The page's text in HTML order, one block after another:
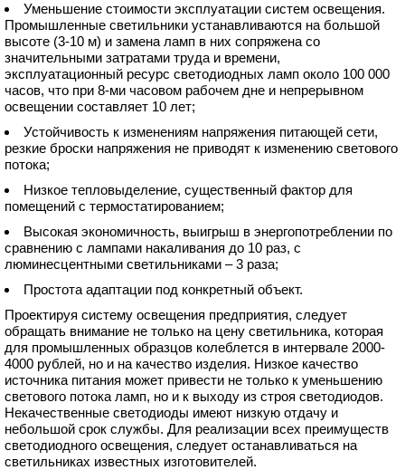
Уменьшение стоимости эксплуатации систем освещения.
Промышленные светильники устанавливаются на большой
высоте (3-10 м) и замена ламп в них сопряжена со
значительными затратами труда и времени,
эксплуатационный ресурс светодиодных ламп около 100 000
часов, что при 8-ми часовом рабочем дне и непрерывном
освещении составляет 10 лет;
Устойчивость к изменениям напряжения питающей сети,
резкие броски напряжения не приводят к изменению светового
потока;
Низкое тепловыделение, существенный фактор для
помещений с термостатированием;
Высокая экономичность, выигрыш в энергопотреблении по
сравнению с лампами накаливания до 10 раз, с
люминесцентными светильниками – 3 раза;
Простота адаптации под конкретный объект.
Проектируя систему освещения предприятия, следует
обращать внимание не только на цену светильника, которая
для промышленных образцов колеблется в интервале 2000-
4000 рублей, но и на качество изделия. Низкое качество
источника питания может привести не только к уменьшению
светового потока ламп, но и к выходу из строя светодиодов.
Некачественные светодиоды имеют низкую отдачу и
небольшой срок службы. Для реализации всех преимуществ
светодиодного освещения, следует останавливаться на
светильниках известных изготовителей.